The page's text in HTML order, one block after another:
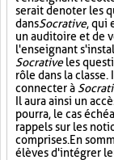
serait de noter les
dansSocrative, qui
un auditoire et de
l'enseignant
Socrativeles
rôle dans la
connecter à
Il aura ainsi un
pourra, le cas
rappels sur les
comprises. En
élèves d'intégrer